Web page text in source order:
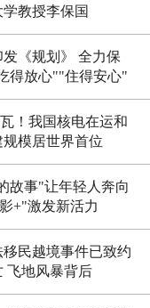
教授李保国
发《规划》 全力保
得放心""住得安心"
！我国核电在运和
模居世界首位
故事"让年轻人奔向
+"激发新活力
民越境事件已致约
飞地风暴背后